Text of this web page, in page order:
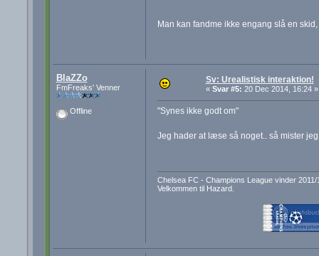
Man kan fandme ikke engang slå en
BlaZZo
FmFreaks' Venner
Offline
Sv: Urealistisk interaktion!
« Svar #5: 20 Dec 2014, 16:24 »
"Synes ikke godt om"
Jeg hader at læse så noget.. så mister
Chelsea FC - Champions League vinder 2011/
Velkommen til Hazard.